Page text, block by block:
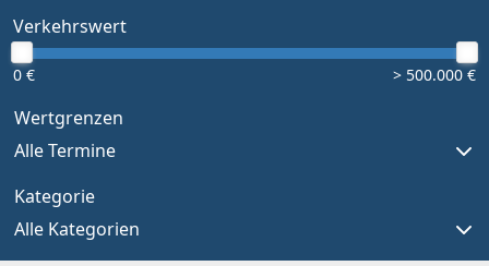
Verkehrswert
0 € > 500.000 €
Wertgrenzen
Alle Termine
Kategorie
Alle Kategorien